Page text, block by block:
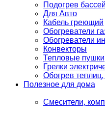
Подогрев
Для Авто
Кабель греющий
Обогреватели
Обогреватели
Конвекторы
Тепловые пушки
Грелки
Обогрев
Полезное для дома
Смесители,